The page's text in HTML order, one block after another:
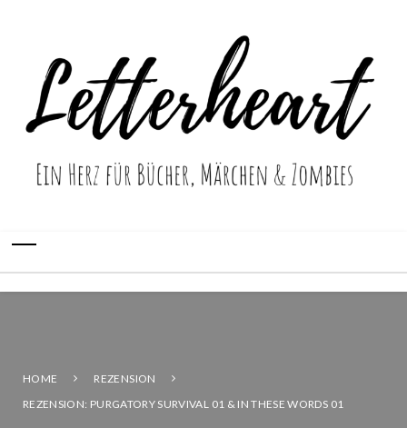
HOME
REZENSION
REZENSION: PURGATORY SURVIVAL 01 & IN THESE WORDS 01